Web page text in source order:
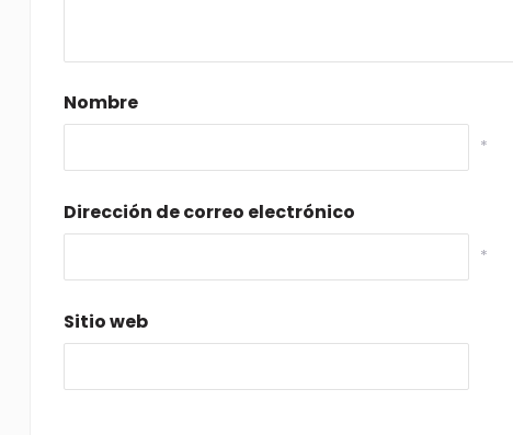
Nombre
*
Dirección de correo electrónico
*
Sitio web